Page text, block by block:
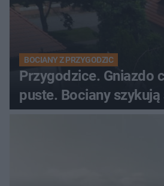
BOCIANY Z PRZYGODZIC
Przygodzice. Gniazdo
puste. Bociany